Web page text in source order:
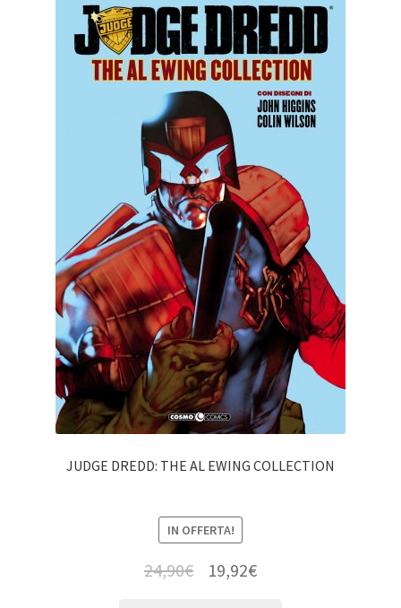
JUDGE DREDD: THE AL EWING COLLECTION
IN OFFERTA!
24,90€ 19,92€